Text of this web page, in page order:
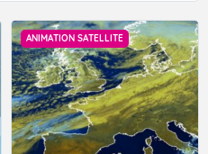
ANIMATION SATELLITE